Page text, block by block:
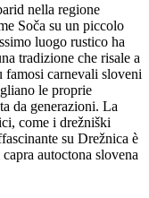
nella regione
Soča su un piccolo
luogo rustico ha
tradizione che risale a
carnevali sloveni
le proprie
da generazioni. La
come i drežniški
su Drežnica è
autoctona slovena